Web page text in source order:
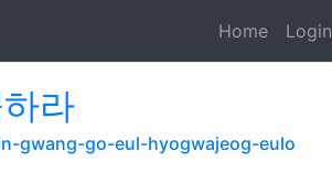
Home Login
라
gwang-go-eul-hyogwajeog-eulo